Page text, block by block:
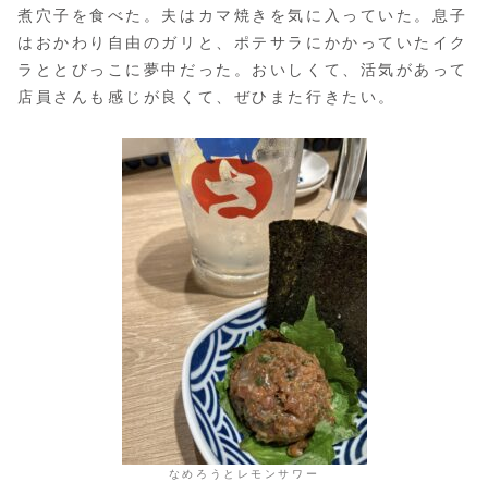
煮穴子を食べた。夫はカマ焼きを気に入っていた。息子
はおかわり自由のガリと、ポテサラにかかっていたイク
ラととびっこに夢中だった。おいしくて、活気があって
店員さんも感じが良くて、ぜひまた行きたい。
なめろうとレモンサワー